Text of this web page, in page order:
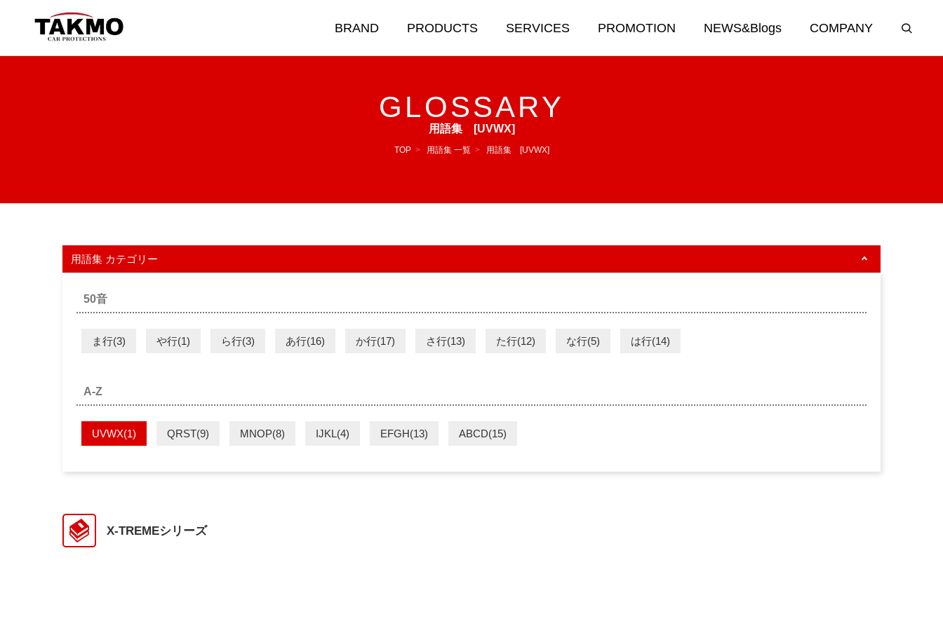
BRAND PRODUCTS SERVICES PROMOTION NEWS&Blogs COMPANY
MOTOR OIL ＆
BODY CARE
APPAREL & CAR
オリジナルブランドグッズ＆カー用品
GLOSSARY
用語集 [UVWX]
TOP > 用語集 一覧 > 用語集 [UVWX]
用語集 カテゴリー
50音
ま行(3) や行(1) ら行(3) あ行(16) か行(17) さ行(13) た行(12) な行(5) は行(14)
A-Z
UVWX(1) QRST(9) MNOP(8) IJKL(4) EFGH(13) ABCD(15)
X-TREMEシリーズ